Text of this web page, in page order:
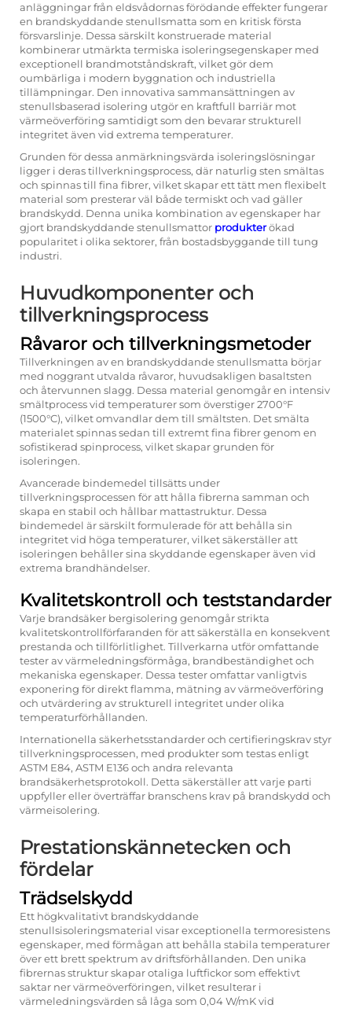
anläggningar från eldsvådornas förödande effekter fungerar
en brandskyddande stenullsmatta som en kritisk första
försvarslinje. Dessa särskilt konstruerade material
kombinerar utmärkta termiska isoleringsegenskaper med
exceptionell brandmotståndskraft, vilket gör dem
oumbärliga i modern byggnation och industriella
tillämpningar. Den innovativa sammansättningen av
stenullsbaserad isolering utgör en kraftfull barriär mot
värmeöverföring samtidigt som den bevarar strukturell
integritet även vid extrema temperaturer.
Grunden för dessa anmärkningsvärda isoleringslösningar
ligger i deras tillverkningsprocess, där naturlig sten smältas
och spinnas till fina fibrer, vilket skapar ett tätt men flexibelt
material som presterar väl både termiskt och vad gäller
brandskydd. Denna unika kombination av egenskaper har
gjort brandskyddande stenullsmattor produkterökad
popularitet i olika sektorer, från bostadsbyggande till tung
industri.
Huvudkomponenter och
tillverkningsprocess
Råvaror och tillverkningsmetoder
Tillverkningen av en brandskyddande stenullsmatta börjar
med noggrant utvalda råvaror, huvudsakligen basaltsten
och återvunnen slagg. Dessa material genomgår en intensiv
smältprocess vid temperaturer som överstiger 2700°F
(1500°C), vilket omvandlar dem till smältsten. Det smälta
materialet spinnas sedan till extremt fina fibrer genom en
sofistikerad spinprocess, vilket skapar grunden för
isoleringen.
Avancerade bindemedel tillsätts under
tillverkningsprocessen för att hålla fibrerna samman och
skapa en stabil och hållbar mattastruktur. Dessa
bindemedel är särskilt formulerade för att behålla sin
integritet vid höga temperaturer, vilket säkerställer att
isoleringen behåller sina skyddande egenskaper även vid
extrema brandhändelser.
Kvalitetskontroll och teststandarder
Varje brandsäker bergisolering genomgår strikta
kvalitetskontrollförfaranden för att säkerställa en konsekvent
prestanda och tillförlitlighet. Tillverkarna utför omfattande
tester av värmeledningsförmåga, brandbeständighet och
mekaniska egenskaper. Dessa tester omfattar vanligtvis
exponering för direkt flamma, mätning av värmeöverföring
och utvärdering av strukturell integritet under olika
temperaturförhållanden.
Internationella säkerhetsstandarder och certifieringskrav styr
tillverkningsprocessen, med produkter som testas enligt
ASTM E84, ASTM E136 och andra relevanta
brandsäkerhetsprotokoll. Detta säkerställer att varje parti
uppfyller eller överträffar branschens krav på brandskydd och
värmeisolering.
Prestationskännetecken och
fördelar
Trädselskydd
Ett högkvalitativt brandskyddande
stenullsisoleringsmaterial visar exceptionella termoresistens
egenskaper, med förmågan att behålla stabila temperaturer
över ett brett spektrum av driftsförhållanden. Den unika
fibrernas struktur skapar otaliga luftfickor som effektivt
saktar ner värmeöverföringen, vilket resulterar i
värmeledningsvärden så låga som 0,04 W/mK vid